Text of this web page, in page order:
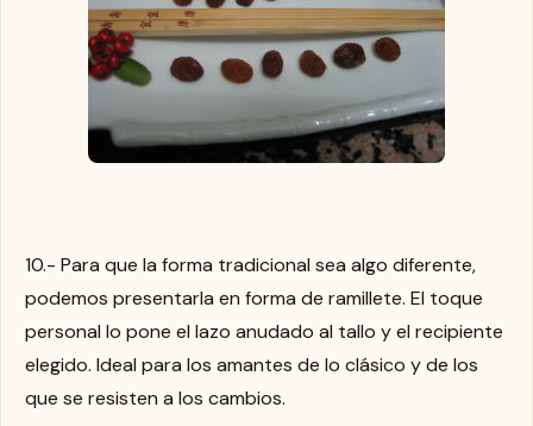
10.- Para que la forma tradicional sea algo diferente,
podemos presentarla en forma de ramillete. El toque
personal lo pone el lazo anudado al tallo y el recipiente
elegido. Ideal para los amantes de lo clásico y de los
que se resisten a los cambios.